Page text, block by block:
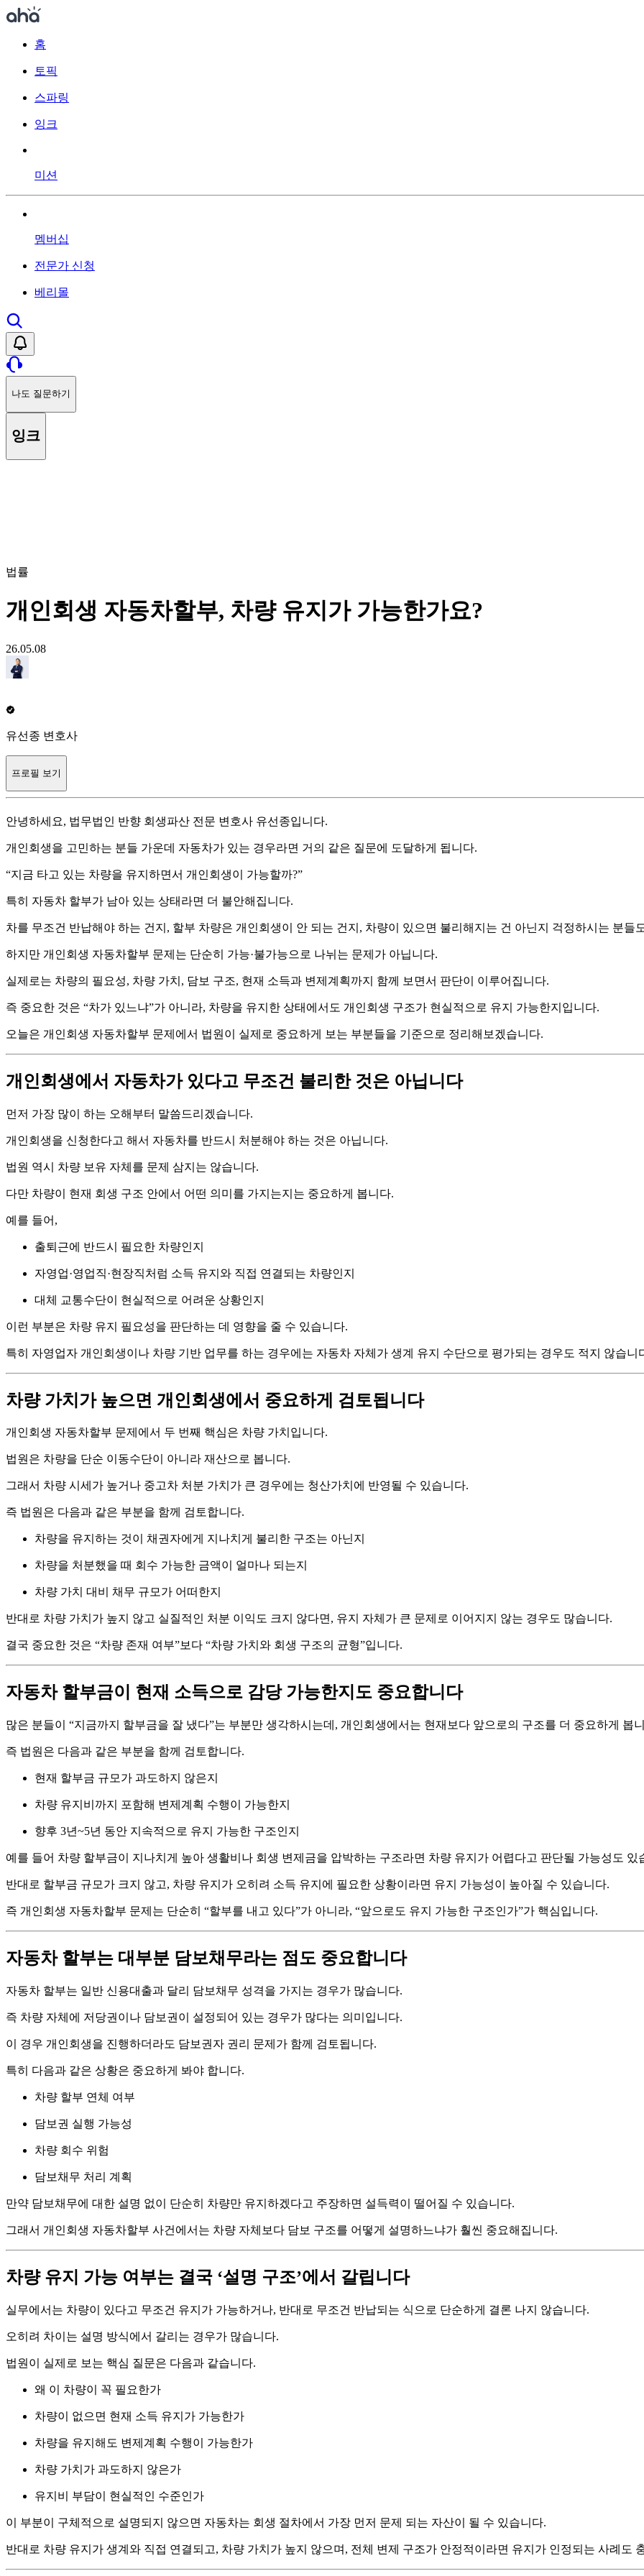
홈
토픽
스파링
잉크
미션
멤버십
전문가 신청
베리몰
나도 질문하기
잉크
법률
개인회생 자동차할부, 차량 유지가 가능한가요?
26.05.08
유선종 변호사
프로필 보기
안녕하세요, 법무법인 반향 회생파산 전문 변호사 유선종입니다.
개인회생을 고민하는 분들 가운데 자동차가 있는 경우라면 거의 같은 질문에 도달하게 됩니다.
“지금 타고 있는 차량을 유지하면서 개인회생이 가능할까?”
특히 자동차 할부가 남아 있는 상태라면 더 불안해집니다.
차를 무조건 반납해야 하는 건지, 할부 차량은 개인회생이 안 되는 건지, 차량이 있으면 불리해지는 건 아닌지 걱정하시는 분들
하지만 개인회생 자동차할부 문제는 단순히 가능·불가능으로 나뉘는 문제가 아닙니다.
실제로는 차량의 필요성, 차량 가치, 담보 구조, 현재 소득과 변제계획까지 함께 보면서 판단이 이루어집니다.
즉 중요한 것은 “차가 있느냐”가 아니라, 차량을 유지한 상태에서도 개인회생 구조가 현실적으로 유지 가능한지입니다.
오늘은 개인회생 자동차할부 문제에서 법원이 실제로 중요하게 보는 부분들을 기준으로 정리해보겠습니다.
개인회생에서 자동차가 있다고 무조건 불리한 것은 아닙니다
먼저 가장 많이 하는 오해부터 말씀드리겠습니다.
개인회생을 신청한다고 해서 자동차를 반드시 처분해야 하는 것은 아닙니다.
법원 역시 차량 보유 자체를 문제 삼지는 않습니다.
다만 차량이 현재 회생 구조 안에서 어떤 의미를 가지는지는 중요하게 봅니다.
예를 들어,
출퇴근에 반드시 필요한 차량인지
자영업·영업직·현장직처럼 소득 유지와 직접 연결되는 차량인지
대체 교통수단이 현실적으로 어려운 상황인지
이런 부분은 차량 유지 필요성을 판단하는 데 영향을 줄 수 있습니다.
특히 자영업자 개인회생이나 차량 기반 업무를 하는 경우에는 자동차 자체가 생계 유지 수단으로 평가되는 경우도 적지 않습니
차량 가치가 높으면 개인회생에서 중요하게 검토됩니다
개인회생 자동차할부 문제에서 두 번째 핵심은 차량 가치입니다.
법원은 차량을 단순 이동수단이 아니라 재산으로 봅니다.
그래서 차량 시세가 높거나 중고차 처분 가치가 큰 경우에는 청산가치에 반영될 수 있습니다.
즉 법원은 다음과 같은 부분을 함께 검토합니다.
차량을 유지하는 것이 채권자에게 지나치게 불리한 구조는 아닌지
차량을 처분했을 때 회수 가능한 금액이 얼마나 되는지
차량 가치 대비 채무 규모가 어떠한지
반대로 차량 가치가 높지 않고 실질적인 처분 이익도 크지 않다면, 유지 자체가 큰 문제로 이어지지 않는 경우도 많습니다.
결국 중요한 것은 “차량 존재 여부”보다 “차량 가치와 회생 구조의 균형”입니다.
자동차 할부금이 현재 소득으로 감당 가능한지도 중요합니다
많은 분들이 “지금까지 할부금을 잘 냈다”는 부분만 생각하시는데, 개인회생에서는 현재보다 앞으로의 구조를 더 중요하게 봅
즉 법원은 다음과 같은 부분을 함께 검토합니다.
현재 할부금 규모가 과도하지 않은지
차량 유지비까지 포함해 변제계획 수행이 가능한지
향후 3년~5년 동안 지속적으로 유지 가능한 구조인지
예를 들어 차량 할부금이 지나치게 높아 생활비나 회생 변제금을 압박하는 구조라면 차량 유지가 어렵다고 판단될 가능성도 있
반대로 할부금 규모가 크지 않고, 차량 유지가 오히려 소득 유지에 필요한 상황이라면 유지 가능성이 높아질 수 있습니다.
즉 개인회생 자동차할부 문제는 단순히 “할부를 내고 있다”가 아니라, “앞으로도 유지 가능한 구조인가”가 핵심입니다.
자동차 할부는 대부분 담보채무라는 점도 중요합니다
자동차 할부는 일반 신용대출과 달리 담보채무 성격을 가지는 경우가 많습니다.
즉 차량 자체에 저당권이나 담보권이 설정되어 있는 경우가 많다는 의미입니다.
이 경우 개인회생을 진행하더라도 담보권자 권리 문제가 함께 검토됩니다.
특히 다음과 같은 상황은 중요하게 봐야 합니다.
차량 할부 연체 여부
담보권 실행 가능성
차량 회수 위험
담보채무 처리 계획
만약 담보채무에 대한 설명 없이 단순히 차량만 유지하겠다고 주장하면 설득력이 떨어질 수 있습니다.
그래서 개인회생 자동차할부 사건에서는 차량 자체보다 담보 구조를 어떻게 설명하느냐가 훨씬 중요해집니다.
차량 유지 가능 여부는 결국 ‘설명 구조’에서 갈립니다
실무에서는 차량이 있다고 무조건 유지가 가능하거나, 반대로 무조건 반납되는 식으로 단순하게 결론 나지 않습니다.
오히려 차이는 설명 방식에서 갈리는 경우가 많습니다.
법원이 실제로 보는 핵심 질문은 다음과 같습니다.
왜 이 차량이 꼭 필요한가
차량이 없으면 현재 소득 유지가 가능한가
차량을 유지해도 변제계획 수행이 가능한가
차량 가치가 과도하지 않은가
유지비 부담이 현실적인 수준인가
이 부분이 구체적으로 설명되지 않으면 자동차는 회생 절차에서 가장 먼저 문제 되는 자산이 될 수 있습니다.
반대로 차량 유지가 생계와 직접 연결되고, 차량 가치가 높지 않으며, 전체 변제 구조가 안정적이라면 유지가 인정되는 사례도